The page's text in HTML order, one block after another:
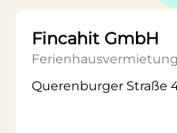
Fincahit GmbH
Ferienhausvermietung
Querenburger Straße